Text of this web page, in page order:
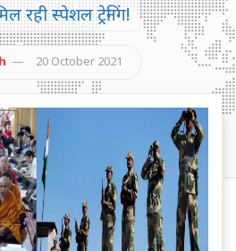
रही स्पेशल ट्रेनिंग!
20 October 2021